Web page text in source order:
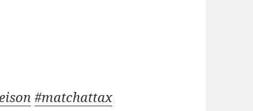
#matchattax